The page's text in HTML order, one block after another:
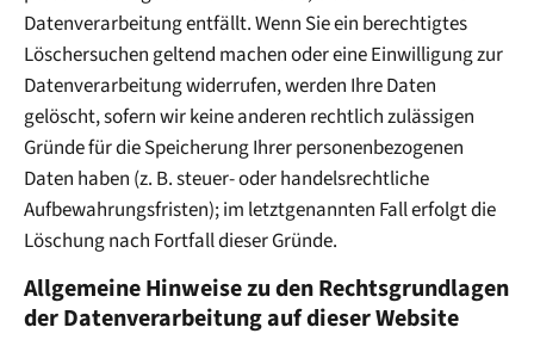
Datenverarbeitung entfällt. Wenn Sie ein berechtigtes
Löschersuchen geltend machen oder eine Einwilligung zur
Datenverarbeitung widerrufen, werden Ihre Daten
gelöscht, sofern wir keine anderen rechtlich zulässigen
Gründe für die Speicherung Ihrer personenbezogenen
Daten haben (z. B. steuer- oder handelsrechtliche
Aufbewahrungsfristen); im letztgenannten Fall erfolgt die
Löschung nach Fortfall dieser Gründe.
Allgemeine Hinweise zu den Rechtsgrundlagen
der Datenverarbeitung auf dieser Website